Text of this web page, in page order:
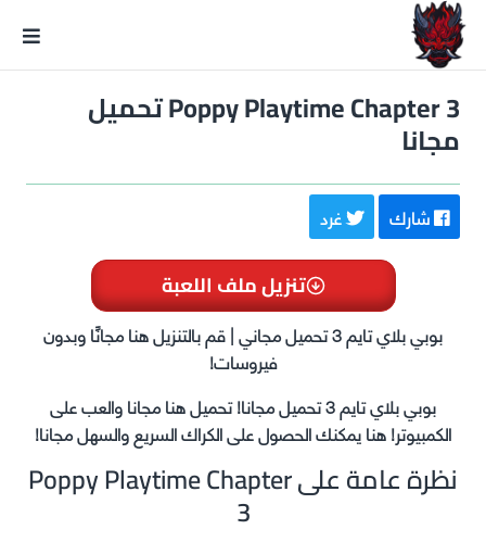
Poppy Playtime Chapter 3 تحميل
مجانا
شارك غرد
تنزيل ملف اللعبة
بوبي بلاي تايم 3 تحميل مجاني | قم بالتنزيل هنا مجانًا وبدون
فيروسات!
بوبي بلاي تايم 3 تحميل مجانا! تحميل هنا مجانا والعب على
الكمبيوتر! هنا يمكنك الحصول على الكراك السريع والسهل مجانا!
نظرة عامة على Poppy Playtime Chapter
3